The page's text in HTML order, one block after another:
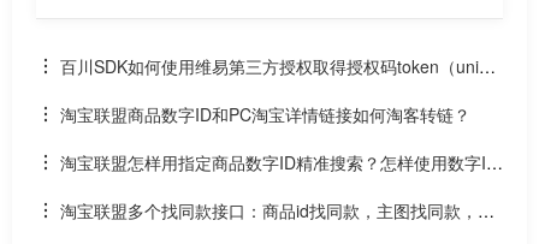
百川SDK如何使用维易第三方授权取得授权码token（uniap
p）淘宝联盟商品数字ID和PC淘宝详情链接如何淘客转链？
淘宝联盟怎样用指定商品数字ID精准搜索？怎样使用数字ID
和场景ID2转链？
淘宝联盟多个找同款接口：商品id找同款，主图找同款，SK